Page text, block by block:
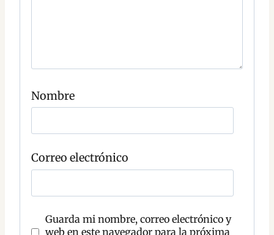
m
e
r
i
o
Nombre
Correo electrónico
Guarda mi nombre, correo electrónico y
web en este navegador para la próxima